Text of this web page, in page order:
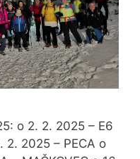
o 2. 2. 2025 – E6
2. 2025 – PECA o